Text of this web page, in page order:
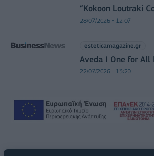
“Kokoon Loutraki
28/07/2026 - 12:07
esteticamagazine.gr
Aveda I One for All
22/07/2026 - 13:20